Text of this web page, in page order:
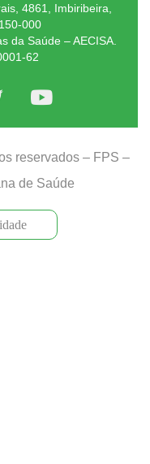
4861, Imbiribeira,
000
da Saúde – AECISA.
62
reservados – FPS –
de Saúde